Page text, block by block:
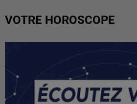
VOTRE HOROSCOPE